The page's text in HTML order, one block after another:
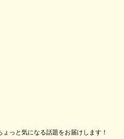
っと気になる話題をお届けします！